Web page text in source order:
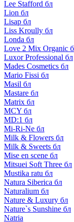
Lee Stafford бл
Lion бл
Lisap бл
Liss Kroully бл
Londa бл
Love 2 Mix Organic
Luxor Professional бл
Mades Cosmetics бл
Mario Fissi бл
Masil бл
Mastare бл
Matrix бл
MCY бл
MD:1 бл
Mi-Ri-Ne бл
Milk & Flowers бл
Milk & Sweets бл
Mise en scene бл
Mitsuei Soft Three бл
Mustika ratu бл
Natura Siberica бл
Naturalium бл
Nature & Luxury бл
Nature`s Sunshine бл
Natria